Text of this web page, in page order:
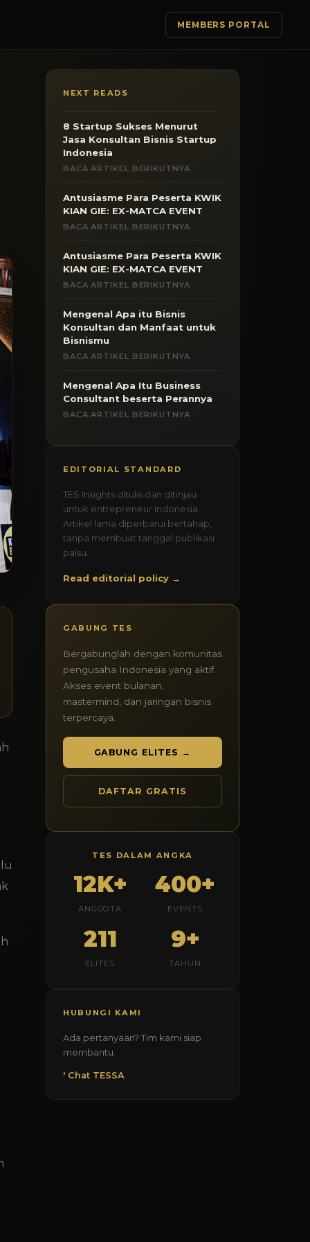
MEMBERS PORTAL
NEXT READS
8 Startup Sukses Menurut
Jasa Konsultan Bisnis Startup
Indonesia
BACA ARTIKEL BERIKUTNYA
Antusiasme Para Peserta KWIK
KIAN GIE: EX-MATCA EVENT
BACA ARTIKEL BERIKUTNYA
Antusiasme Para Peserta KWIK
KIAN GIE: EX-MATCA EVENT
BACA ARTIKEL BERIKUTNYA
Mengenal Apa itu Bisnis
Konsultan dan Manfaat untuk
Bisnismu
BACA ARTIKEL BERIKUTNYA
Mengenal Apa Itu Business
Consultant beserta Perannya
BACA ARTIKEL BERIKUTNYA
EDITORIAL STANDARD
TES Insights ditulis dan ditinjau
untuk entrepreneur Indonesia.
Artikel lama diperbarui bertahap,
tanpa membuat tanggal publikasi
palsu.
Read editorial policy →
GABUNG TES
Bergabunglah dengan komunitas
pengusaha Indonesia yang aktif.
Akses event bulanan,
mastermind, dan jaringan bisnis
terpercaya.
GABUNG ELITES →
DAFTAR GRATIS
TES DALAM ANGKA
12K+
ANGGOTA
400+
EVENTS
211
ELITES
9+
TAHUN
HUBUNGI KAMI
Ada pertanyaan? Tim kami siap
membantu.
' Chat TESSA